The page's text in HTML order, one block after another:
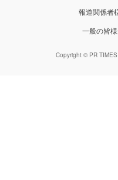
報道関係者
一般の皆
Copyright © PR